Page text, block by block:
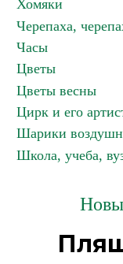
Хомяки
Черепаха,
Часы
Цветы
Цветы весны
Цирк и его
Шарики
Школа, учеба,